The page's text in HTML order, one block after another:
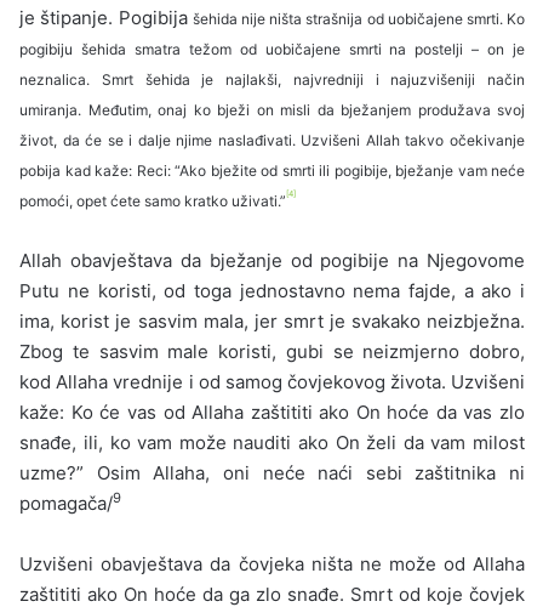
je štipanje. Pogibija šehida nije ništa strašnija od uobičajene smrti. Ko
pogibiju šehida smatra težom od uobičajene smrti na postelji – on je
neznalica. Smrt šehida je najlakši, najvredniji i najuzvišeniji način
umiranja. Međutim, onaj ko bježi on misli da bježanjem produžava svoj
život, da će se i dalje njime naslađivati. Uzvišeni Allah takvo očekivanje
pobija kad kaže: Reci: “Ako bježite od smrti ili pogibije, bježanje vam neće
pomoći, opet ćete samo kratko uživati.”[4]
Allah obavještava da bježanje od pogibije na Njegovome
Putu ne koristi, od toga jednostavno nema fajde, a ako i
ima, korist je sasvim mala, jer smrt je svakako neizbježna.
Zbog te sasvim male koristi, gubi se neizmjerno dobro,
kod Allaha vrednije i od samog čovjekovog života. Uzvišeni
kaže: Ko će vas od Allaha zaštititi ako On hoće da vas zlo
snađe, ili, ko vam može nauditi ako On želi da vam milost
uzme?” Osim Allaha, oni neće naći sebi zaštitnika ni
pomagača/9
Uzvišeni obavještava da čovjeka ništa ne može od Allaha
zaštititi ako On hoće da ga zlo snađe. Smrt od koje čovjek